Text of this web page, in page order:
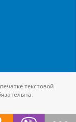
текстовой